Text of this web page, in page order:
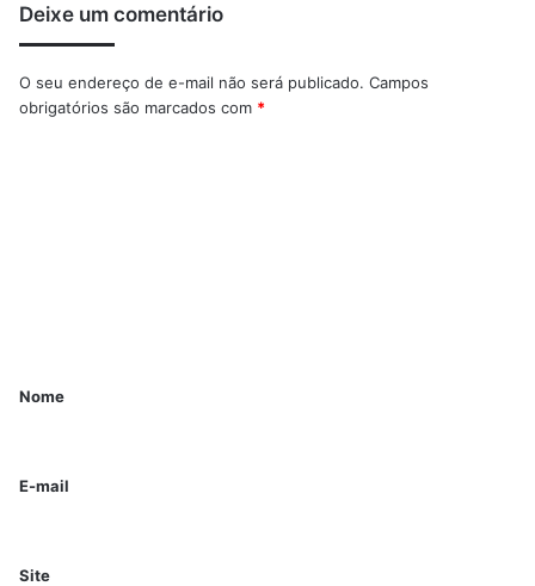
Deixe um comentário
O seu endereço de e-mail não será publicado. Campos
obrigatórios são marcados com *
Nome
E-mail
Site